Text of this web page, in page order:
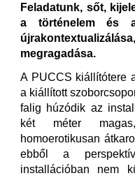
Feladatunk, sőt,
a történelem és
megragadása.
A PUCCS kiállítótere
a kiállított
falig húzódik az
két méter
homoerotikusan
ebből a
installációban nem